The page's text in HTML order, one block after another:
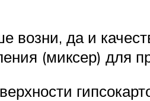
да и
(миксер) для